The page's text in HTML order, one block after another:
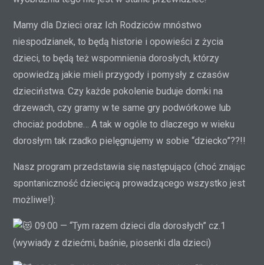
Mamy dla Dzieci oraz Ich Rodziców mnóstwo
niespodzianek, to będą historie i opowieści z życia
dzieci, to będą też wspomnienia dorosłych, którzy
opowiedzą jakie mieli przygody i pomysły z czasów
dzieciństwa. Czy każde pokolenie buduje domki na
drzewach, czy gramy w te same gry podwórkowe lub
chociaż podobne… A tak w ogóle to dlaczego w wieku
dorosłym tak rzadko pielęgnujemy w sobie “dziecko”??!!
Nasz program przedstawia się następująco (choć znając
spontaniczność dziecięcą prowadzącego wszystko jest
możliwe!):
09:00 — “Tym razem dzieci dla dorosłych” cz.1
(wywiady z dziećmi, baśnie, piosenki dla dzieci)